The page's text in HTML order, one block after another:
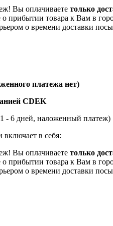
Вы оплачиваете только
прибытии товара к Вам в
о времени доставки
платежа нет)
CDEK
1 - 6 дней, наложенный платеж)
в себя:
Вы оплачиваете только
прибытии товара к Вам в
о времени доставки